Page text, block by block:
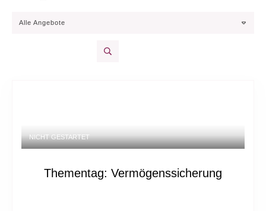
Alle Angebote
NICHT GESTARTET
Thementag: Vermögenssicherung